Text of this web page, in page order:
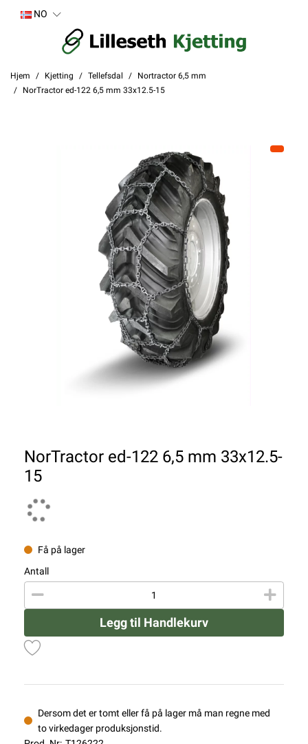
NO
Hjem Kjetting Tellefsdal
Nortractor 6,5 mm
NorTractor ed-122 6,5 mm 33x12.5-15
NorTractor ed-122 6,5 mm 33x12.5-
15
Få på lager
Antall
Legg til Handlekurv
Dersom det er tomt eller få på lager må man regne med
to virkedager produksjonstid.